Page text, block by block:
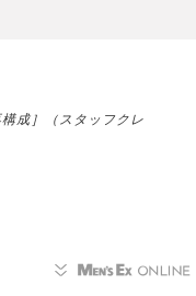
成］（スタッフクレ